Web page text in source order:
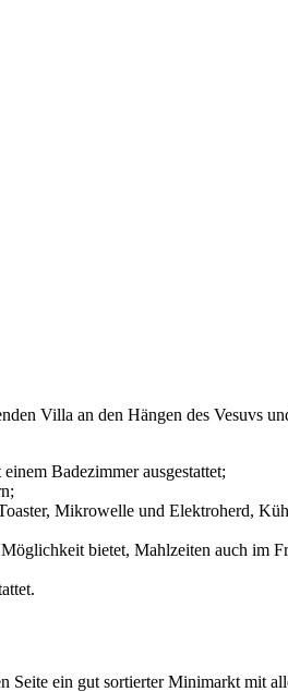
Villa an den Hängen des Vesuvs
Badezimmer ausgestattet;
Mikrowelle und Elektroherd,
bietet, Mahlzeiten auch im
ein gut sortierter Minimarkt mit